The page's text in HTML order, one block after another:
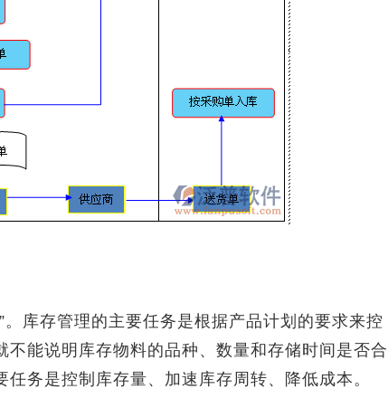
库存管理的主要任务是根据产品计划的要求来控
能说明库存物料的品种、数量和存储时间是否合
务是控制库存量、加速库存周转、降低成本。